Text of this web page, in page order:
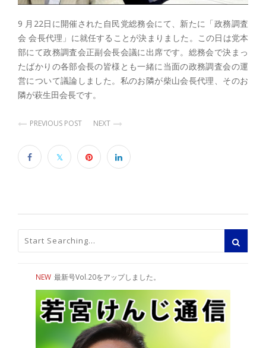
9 月22日に開催された自民党総務会にて、新たに「政務調査
会 会長代理」に就任することが決まりました。この日は党本
部にて政務調査会正副会長会議に出席です。総務会で決まっ
たばかりの各部会長の皆様とも一緒に当面の政務調査会の運
営について議論しました。私のお隣が柴山会長代理、そのお
隣が萩生田会長です。
PREVIOUS POST NEXT
NEW 最新号Vol.20をアップしました。